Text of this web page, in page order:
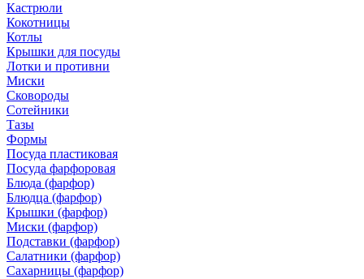
Кастрюли
Кокотницы
Котлы
Крышки для посуды
Лотки и противни
Миски
Сковороды
Сотейники
Тазы
Формы
Посуда пластиковая
Посуда фарфоровая
Блюда (фарфор)
Блюдца (фарфор)
Крышки (фарфор)
Миски (фарфор)
Подставки (фарфор)
Салатники (фарфор)
Сахарницы (фарфор)